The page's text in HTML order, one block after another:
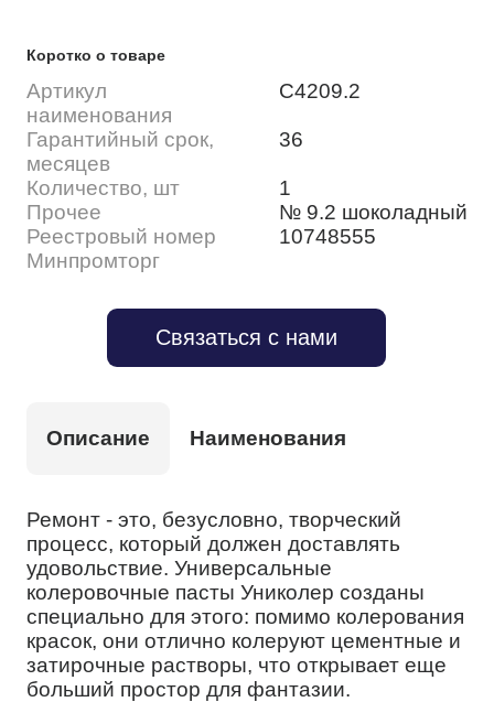
Коротко о товаре
Артикул
наименования
С4209.2
Гарантийный срок,
месяцев
36
Количество, шт
1
Прочее
№ 9.2 шоколадный
Реестровый номер
Минпромторг
10748555
Связаться с нами
Описание Наименования
Ремонт - это, безусловно, творческий
процесс, который должен доставлять
удовольствие. Универсальные
колеровочные пасты Униколер созданы
специально для этого: помимо колерования
красок, они отлично колеруют цементные и
затирочные растворы, что открывает еще
больший простор для фантазии.